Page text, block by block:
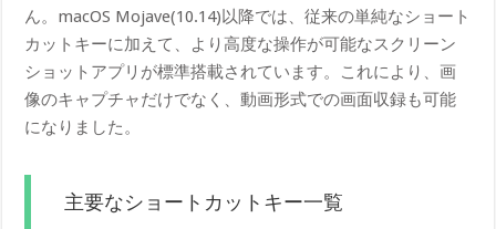
ん。macOS Mojave(10.14)以降では、従来の単純なショート
カットキーに加えて、より高度な操作が可能なスクリーン
ショットアプリが標準搭載されています。これにより、画
像のキャプチャだけでなく、動画形式での画面収録も可能
になりました。
主要なショートカットキー一覧